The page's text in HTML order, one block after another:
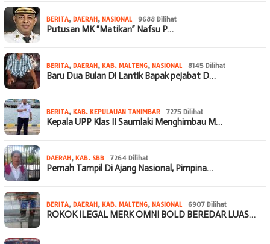
BERITA, DAERAH, NASIONAL 9688 Dilihat
Putusan MK “Matikan” Nafsu P…
BERITA, DAERAH, KAB. MALTENG, NASIONAL 8145 Dilihat
Baru Dua Bulan Di Lantik Bapak pejabat D…
BERITA, KAB. KEPULAUAN TANIMBAR 7275 Dilihat
Kepala UPP Klas II Saumlaki Menghimbau M…
DAERAH, KAB. SBB 7264 Dilihat
Pernah Tampil Di Ajang Nasional, Pimpina…
BERITA, DAERAH, KAB. MALTENG, NASIONAL 6907 Dilihat
ROKOK ILEGAL MERK OMNI BOLD BEREDAR LUAS…